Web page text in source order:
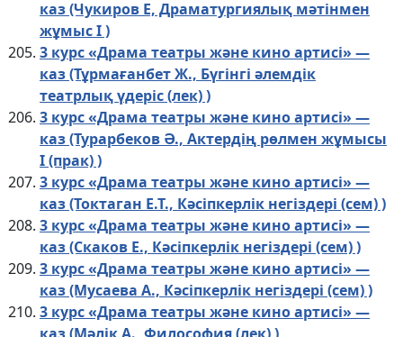
каз (Чукиров Е, Драматургиялық мәтінмен
жұмыс I )
3 курс «Драма театры және кино артисі» —
каз (Тұрмағанбет Ж., Бүгінгі әлемдік
театрлық үдеріс (лек) )
3 курс «Драма театры және кино артисі» —
каз (Турарбеков Ә., Актердің рөлмен жұмысы
I (прак) )
3 курс «Драма театры және кино артисі» —
каз (Токтаган Е.Т., Кәсіпкерлік негіздері (сем) )
3 курс «Драма театры және кино артисі» —
каз (Скаков Е., Кәсіпкерлік негіздері (сем) )
3 курс «Драма театры және кино артисі» —
каз (Мусаева А., Кәсіпкерлік негіздері (сем) )
3 курс «Драма театры және кино артисі» —
каз (Мәлік А., Философия (лек) )